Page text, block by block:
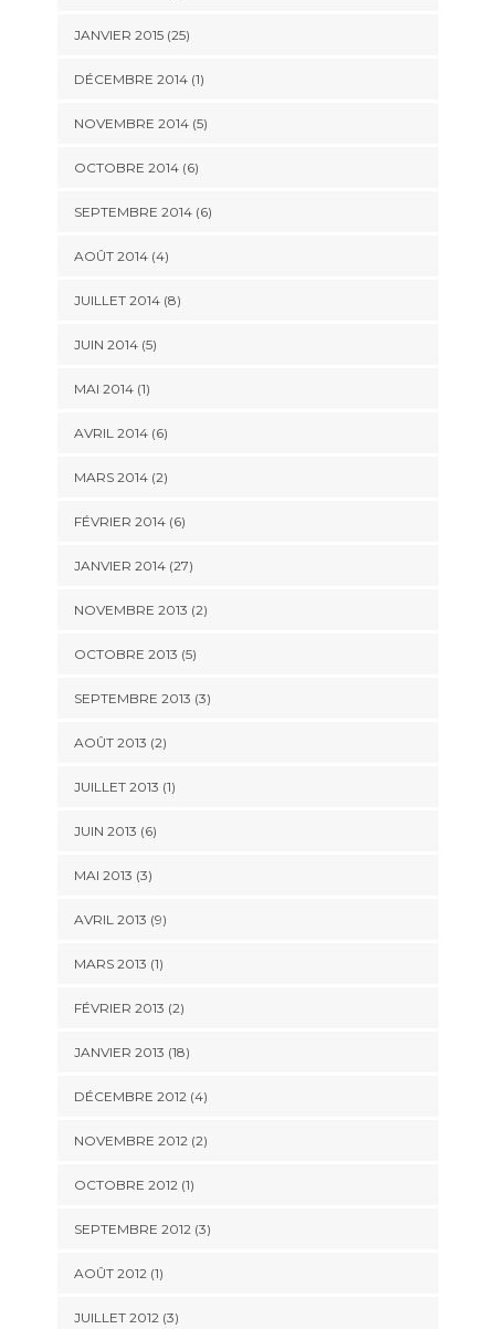
JANVIER 2015 (25)
DÉCEMBRE 2014 (1)
NOVEMBRE 2014 (5)
OCTOBRE 2014 (6)
SEPTEMBRE 2014 (6)
AOÛT 2014 (4)
JUILLET 2014 (8)
JUIN 2014 (5)
MAI 2014 (1)
AVRIL 2014 (6)
MARS 2014 (2)
FÉVRIER 2014 (6)
JANVIER 2014 (27)
NOVEMBRE 2013 (2)
OCTOBRE 2013 (5)
SEPTEMBRE 2013 (3)
AOÛT 2013 (2)
JUILLET 2013 (1)
JUIN 2013 (6)
MAI 2013 (3)
AVRIL 2013 (9)
MARS 2013 (1)
FÉVRIER 2013 (2)
JANVIER 2013 (18)
DÉCEMBRE 2012 (4)
NOVEMBRE 2012 (2)
OCTOBRE 2012 (1)
SEPTEMBRE 2012 (3)
AOÛT 2012 (1)
JUILLET 2012 (3)